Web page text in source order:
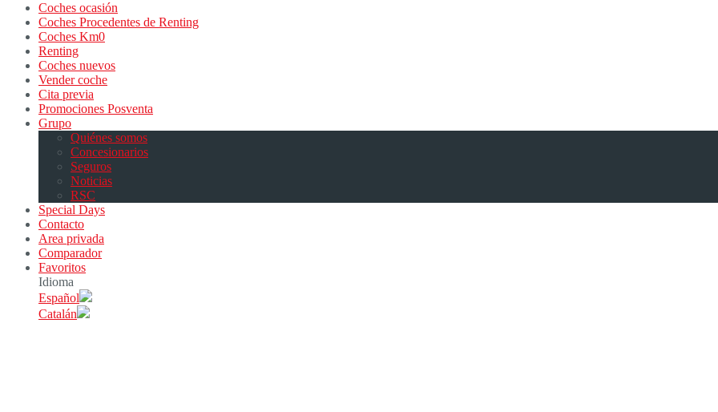
Coches ocasión
Coches Procedentes de Renting
Coches Km0
Renting
Coches nuevos
Vender coche
Cita previa
Promociones Posventa
Grupo
Quiénes somos
Concesionarios
Seguros
Noticias
RSC
Special Days
Contacto
Area privada
Comparador
Favoritos
Idioma
Español
Catalán